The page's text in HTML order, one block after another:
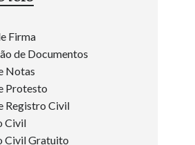
Firma
de Documentos
Notas
Protesto
Registro Civil
Civil
Civil Gratuito